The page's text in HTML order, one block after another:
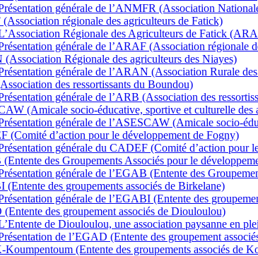
générale de l’ANMFR (Association
régionale des agriculteurs de Fatick)
Régionale des Agriculteurs de Fatick
générale de l’ARAF (Association régionale
Régionale des agriculteurs des Niayes)
générale de l’ARAN (Association Rurale
des ressortissants du Boundou)
générale de l’ARB (Association des
(Amicale socio-éducative, sportive et culturelle des
générale de l’ASESCAW (Amicale socio-
(Comité d’action pour le développement de Fogny)
générale du CADEF (Comité d’action pour
des Groupements Associés pour le
générale de l’EGAB (Entente des
(Entente des groupements associés de Birkelane)
générale de l’EGABI (Entente des
des groupement associés de Diouloulou)
de Diouloulou, une association paysanne en
de l’EGAD (Entente des groupement
(Entente des groupements associés de